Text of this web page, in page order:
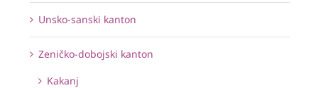
Unsko-sanski kanton
Zeničko-dobojski kanton
Kakanj